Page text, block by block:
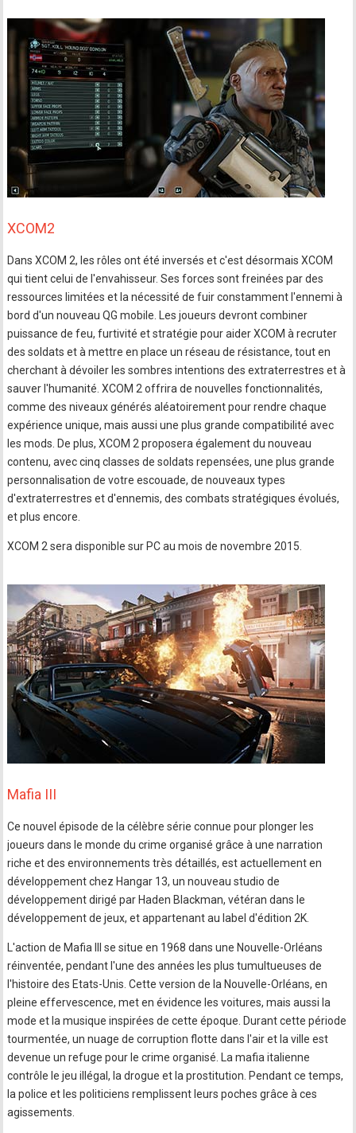
XCOM2
Dans XCOM 2, les rôles ont été inversés et c'est désormais XCOM
qui tient celui de l'envahisseur. Ses forces sont freinées par des
ressources limitées et la nécessité de fuir constamment l'ennemi à
bord d'un nouveau QG mobile. Les joueurs devront combiner
puissance de feu, furtivité et stratégie pour aider XCOM à recruter
des soldats et à mettre en place un réseau de résistance, tout en
cherchant à dévoiler les sombres intentions des extraterrestres et à
sauver l'humanité. XCOM 2 offrira de nouvelles fonctionnalités,
comme des niveaux générés aléatoirement pour rendre chaque
expérience unique, mais aussi une plus grande compatibilité avec
les mods. De plus, XCOM 2 proposera également du nouveau
contenu, avec cinq classes de soldats repensées, une plus grande
personnalisation de votre escouade, de nouveaux types
d'extraterrestres et d'ennemis, des combats stratégiques évolués,
et plus encore.
XCOM 2 sera disponible sur PC au mois de novembre 2015.
Mafia III
Ce nouvel épisode de la célèbre série connue pour plonger les
joueurs dans le monde du crime organisé grâce à une narration
riche et des environnements très détaillés, est actuellement en
développement chez Hangar 13, un nouveau studio de
développement dirigé par Haden Blackman, vétéran dans le
développement de jeux, et appartenant au label d'édition 2K.
L'action de Mafia III se situe en 1968 dans une Nouvelle-Orléans
réinventée, pendant l'une des années les plus tumultueuses de
l'histoire des Etats-Unis. Cette version de la Nouvelle-Orléans, en
pleine effervescence, met en évidence les voitures, mais aussi la
mode et la musique inspirées de cette époque. Durant cette période
tourmentée, un nuage de corruption flotte dans l'air et la ville est
devenue un refuge pour le crime organisé. La mafia italienne
contrôle le jeu illégal, la drogue et la prostitution. Pendant ce temps,
la police et les politiciens remplissent leurs poches grâce à ces
agissements.